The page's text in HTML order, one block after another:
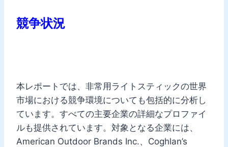
競争状況
本レポートでは、非常用ライトスティックの世界
市場における競争環境についても包括的に分析し
ています。すべての主要企業の詳細なプロファイ
ルも提供されています。対象となる企業には、
American Outdoor Brands Inc.、Coghlan’s